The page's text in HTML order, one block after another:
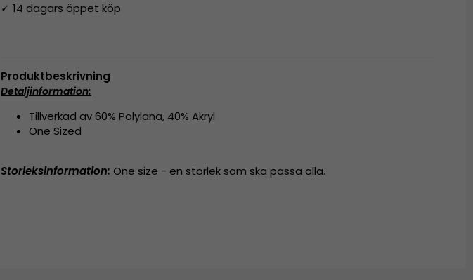
✓ 14 dagars öppet köp
Produktbeskrivning
Detaljinformation:
Tillverkad av 60% Polylana, 40% Akryl
One Sized
Storleksinformation: One size - en storlek som ska passa alla.